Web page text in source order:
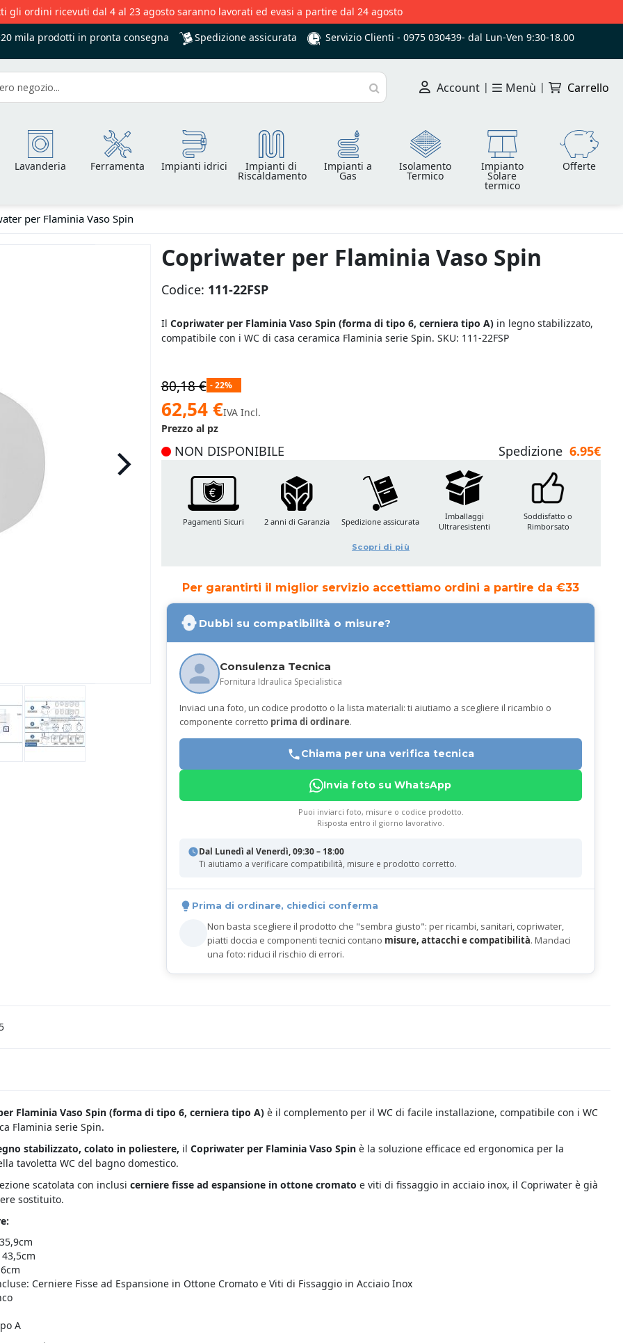
gli ordini ricevuti dal 4 al 23 agosto saranno lavorati ed evasi a partire dal 24 agosto
mila prodotti in pronta consegna Spedizione assicurata Servizio Clienti - 0975 030439- dal Lun-Ven 9:30-18.00
Cerca
Account | Menù | Carrello
Lavanderia Ferramenta Impianti idrici Impianti di
Riscaldamento
Impianti a
Gas
Isolamento
Termico
Impianto
Solare
termico
Offerte
per Flaminia Vaso Spin
Copriwater per Flaminia Vaso Spin
Codice: 111-22FSP
Il Copriwater per Flaminia Vaso Spin (forma di tipo 6, cerniera tipo A) in legno stabilizzato,
compatibile con i WC di casa ceramica Flaminia serie Spin. SKU: 111-22FSP
80,18 € - 22%
Prezzo
speciale
62,54 €IVA Incl.
Prezzo al pz
NON DISPONIBILE Spedizione 6.95€
Per garantirti il miglior servizio accettiamo ordini a partire da €33
Dubbi su compatibilità o misure?
Consulenza Tecnica
Fornitura Idraulica Specialistica
Inviaci una foto, un codice prodotto o la lista materiali: ti aiutiamo a scegliere il ricambio o
componente corretto prima di ordinare.
Chiama per una verifica tecnica
Invia foto su WhatsApp
Puoi inviarci foto, misure o codice prodotto.
Risposta entro il giorno lavorativo.
Dal Lunedì al Venerdì, 09:30 – 18:00
Ti aiutiamo a verificare compatibilità, misure e prodotto corretto.
Prima di ordinare, chiedici conferma
Non basta scegliere il prodotto che "sembra giusto": per ricambi, sanitari, copriwater,
piatti doccia e componenti tecnici contano misure, attacchi e compatibilità. Mandaci
una foto: riduci il rischio di errori.
Pagamenti Sicuri 2 anni di Garanzia Spedizione assicurata
Imballaggi
Ultraresistenti
Soddisfatto o
Rimborsato
Scopri di più
Flaminia Vaso Spin (forma di tipo 6, cerniera tipo A) è il complemento per il WC di facile installazione, compatibile con i WC
Flaminia serie Spin.
stabilizzato, colato in poliestere, il Copriwater per Flaminia Vaso Spinè la soluzione efficace ed ergonomica per la
tavoletta WC del bagno domestico.
scatolata con inclusi cerniere fisse ad espansione in ottone cromato e viti di fissaggio in acciaio inox, il Copriwater è già
sostituito.
Cerniere Fisse ad Espansione in Ottone Cromato e Viti di Fissaggio in Acciaio Inox
A